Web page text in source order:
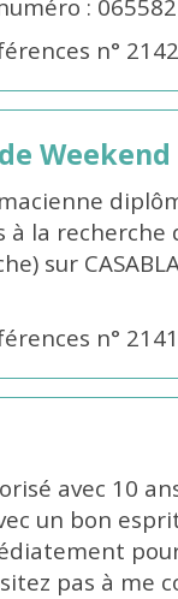
:
n°
Weekend
à la
sur
n°
avec 10
un bon
pas à me